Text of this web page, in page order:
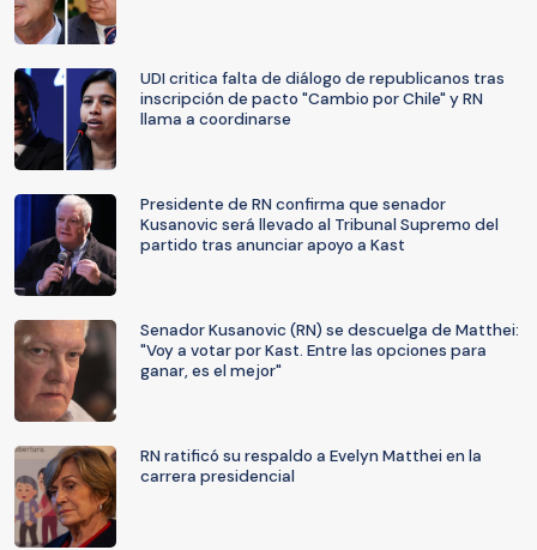
UDI critica falta de diálogo de republicanos tras
inscripción de pacto "Cambio por Chile" y RN
llama a coordinarse
Presidente de RN confirma que senador
Kusanovic será llevado al Tribunal Supremo del
partido tras anunciar apoyo a Kast
Senador Kusanovic (RN) se descuelga de Matthei:
"Voy a votar por Kast. Entre las opciones para
ganar, es el mejor"
RN ratificó su respaldo a Evelyn Matthei en la
carrera presidencial